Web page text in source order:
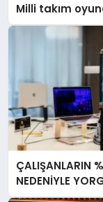
Milli takım
ÇALIŞANLARIN
NEDENİYLE